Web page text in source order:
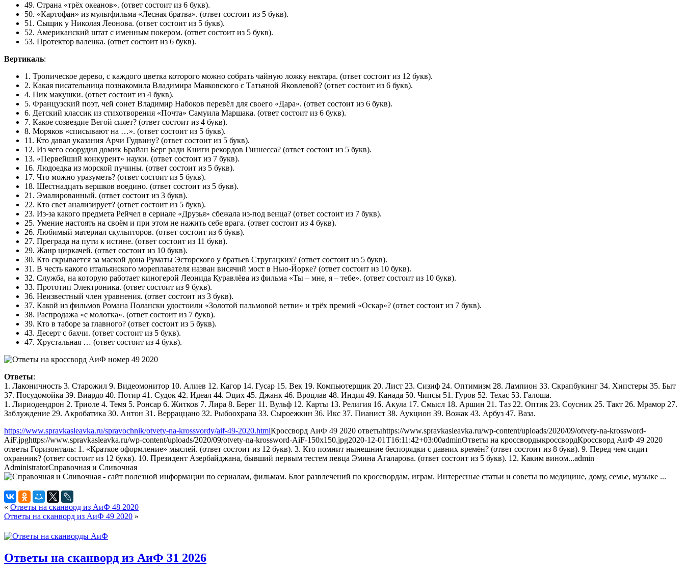
49. Страна «трёх океанов». (ответ состоит из 6 букв).
50. «Картофан» из мультфильма «Лесная братва». (ответ состоит из 5 букв).
51. Сыщик у Николая Леонова. (ответ состоит из 5 букв).
52. Американский штат с именным покером. (ответ состоит из 5 букв).
53. Протектор валенка. (ответ состоит из 6 букв).
Вертикаль:
1. Тропическое дерево, с каждого цветка которого можно собрать чайную ложку нектара. (ответ состоит из 12 букв).
2. Какая писательница познакомила Владимира Маяковского с Татьяной Яковлевой? (ответ состоит из 6 букв).
4. Пик макушки. (ответ состоит из 4 букв).
5. Французский поэт, чей сонет Владимир Набоков перевёл для своего «Дара». (ответ состоит из 6 букв).
6. Детский классик из стихотворения «Почта» Самуила Маршака. (ответ состоит из 6 букв).
7. Какое созвездие Вегой сияет? (ответ состоит из 4 букв).
8. Моряков «списывают на …». (ответ состоит из 5 букв).
11. Кто давал указания Арчи Гудвину? (ответ состоит из 5 букв).
12. Из чего соорудил домик Брайан Берг ради Книги рекордов Гиннесса? (ответ состоит из 5 букв).
13. «Первейший конкурент» науки. (ответ состоит из 7 букв).
16. Людоедка из морской пучины. (ответ состоит из 5 букв).
17. Что можно уразуметь? (ответ состоит из 5 букв).
18. Шестнадцать вершков воедино. (ответ состоит из 5 букв).
21. Эмалированный. (ответ состоит из 3 букв).
22. Кто свет анализирует? (ответ состоит из 5 букв).
23. Из-за какого предмета Рейчел в сериале «Друзья» сбежала из-под венца? (ответ состоит из 7 букв).
25. Умение настоять на своём и при этом не нажить себе врага. (ответ состоит из 4 букв).
26. Любимый материал скульпторов. (ответ состоит из 6 букв).
27. Преграда на пути к истине. (ответ состоит из 11 букв).
29. Жанр циркачей. (ответ состоит из 10 букв).
30. Кто скрывается за маской дона Руматы Эсторского у братьев Стругацких? (ответ состоит из 5 букв).
31. В честь какого итальянского мореплавателя назван висячий мост в Нью-Йорке? (ответ состоит из 10 букв).
32. Служба, на которую работает киногерой Леонида Куравлёва из фильма «Ты – мне, я – тебе». (ответ состоит из 10 букв).
33. Прототип Электроника. (ответ состоит из 9 букв).
36. Неизвестный член уравнения. (ответ состоит из 3 букв).
37. Какой из фильмов Романа Полански удостоили «Золотой пальмовой ветви» и трёх премий «Оскар»? (ответ состоит из 7 букв).
38. Распродажа «с молотка». (ответ состоит из 7 букв).
39. Кто в таборе за главного? (ответ состоит из 5 букв).
43. Десерт с бахчи. (ответ состоит из 5 букв).
47. Хрустальная … (ответ состоит из 4 букв).
Ответы:
1. Лаконичность 3. Старожил 9. Видеомонитор 10. Алиев 12. Кагор 14. Гусар 15. Век 19. Компьютерщик 20. Лист 23. Сизиф 24. Оптимизм 28. Лампион 33. Скрапбукинг 34. Хипстеры 35. Быт
37. Посудомойка 39. Виардо 40. Потир 41. Судок 42. Идеал 44. Эцих 45. Джанк 46. Вроцлав 48. Индия 49. Канада 50. Чипсы 51. Гуров 52. Техас 53. Галоша.
1. Лириодендрон 2. Триоле 4. Темя 5. Ронсар 6. Житков 7. Лира 8. Берег 11. Вульф 12. Карты 13. Религия 16. Акула 17. Смысл 18. Аршин 21. Таз 22. Оптик 23. Соусник 25. Такт 26. Мрамор 27.
Заблуждение 29. Акробатика 30. Антон 31. Верраццано 32. Рыбоохрана 33. Сыроежкин 36. Икс 37. Пианист 38. Аукцион 39. Вожак 43. Арбуз 47. Ваза.
https://www.spravkasleavka.ru/spravochnik/otvety-na-krossvordy/aif-49-2020.htmlКроссворд АиФ 49 2020 ответыhttps://www.spravkasleavka.ru/wp-content/uploads/2020/09/otvety-na-krossword-
AiF.jpghttps://www.spravkasleavka.ru/wp-content/uploads/2020/09/otvety-na-krossword-AiF-150x150.jpg2020-12-01T16:11:42+03:00adminОтветы на кроссвордыкроссвордКроссворд АиФ 49 2020
ответы Горизонталь: 1. «Краткое оформление» мыслей. (ответ состоит из 12 букв). 3. Кто помнит нынешние беспорядки с давних времён? (ответ состоит из 8 букв). 9. Перед чем сидит
охранник? (ответ состоит из 12 букв). 10. Президент Азербайджана, бывший первым тестем певца Эмина Агаларова. (ответ состоит из 5 букв). 12. Каким вином...admin
AdministratorСправочная и Сливочная
« Ответы на сканворд из АиФ 48 2020
Ответы на сканворд из АиФ 49 2020 »
Ответы на сканворд из АиФ 31 2026